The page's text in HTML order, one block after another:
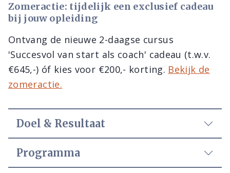
Zomeractie: tijdelijk een exclusief cadeau
bij jouw opleiding
Ontvang de nieuwe 2-daagse cursus
'Succesvol van start als coach' cadeau (t.w.v.
€645,-) óf kies voor €200,- korting. Bekijk de
zomeractie.
Doel & Resultaat
Programma